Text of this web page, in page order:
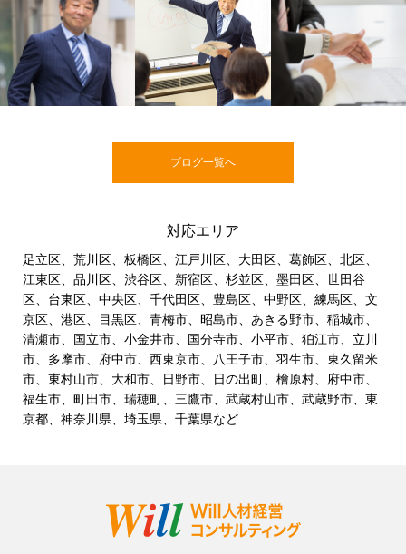
ブログ一覧へ
対応エリア
足立区、荒川区、板橋区、江戸川区、大田区、葛飾区、北区、
江東区、品川区、渋谷区、新宿区、杉並区、墨田区、世田谷
区、台東区、中央区、千代田区、豊島区、中野区、練馬区、文
京区、港区、目黒区、青梅市、昭島市、あきる野市、稲城市、
清瀬市、国立市、小金井市、国分寺市、小平市、狛江市、立川
市、多摩市、府中市、西東京市、八王子市、羽生市、東久留米
市、東村山市、大和市、日野市、日の出町、檜原村、府中市、
福生市、町田市、瑞穂町、三鷹市、武蔵村山市、武蔵野市、東
京都、神奈川県、埼玉県、千葉県など